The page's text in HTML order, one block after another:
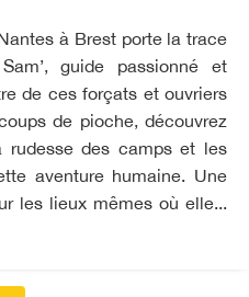
à Brest porte la trace
guide passionné et
de ces forçats et ouvriers
de pioche, découvrez
rudesse des camps et les
aventure humaine. Une
les lieux mêmes où elle...